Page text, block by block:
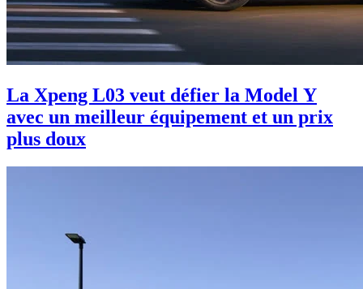
La Xpeng L03 veut défier la Model Y
avec un meilleur équipement et un prix
plus doux